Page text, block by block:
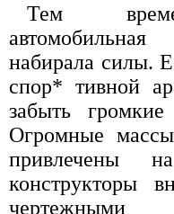
Тем
набирала силы.
спор* тивной
забыть громкие
Огромные
привлечены
конструкторы
чертежными